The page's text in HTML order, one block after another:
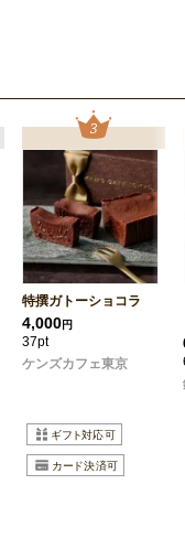
特撰ガトーショコラ
4,000円
37pt
ケンズカフェ東京